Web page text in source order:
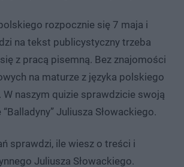
rozpocznie się 7 maja i
na tekst publicystyczny trzeba
z pracą pisemną. Bez znajomości
na maturze z języka polskiego
naszym quizie sprawdzicie swoją
Juliusza Słowackiego.
sprawdzi, ile wiesz o treści i
Juliusza Słowackiego.